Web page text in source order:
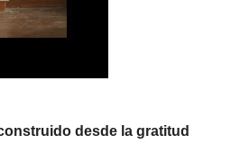
desde la gratitud